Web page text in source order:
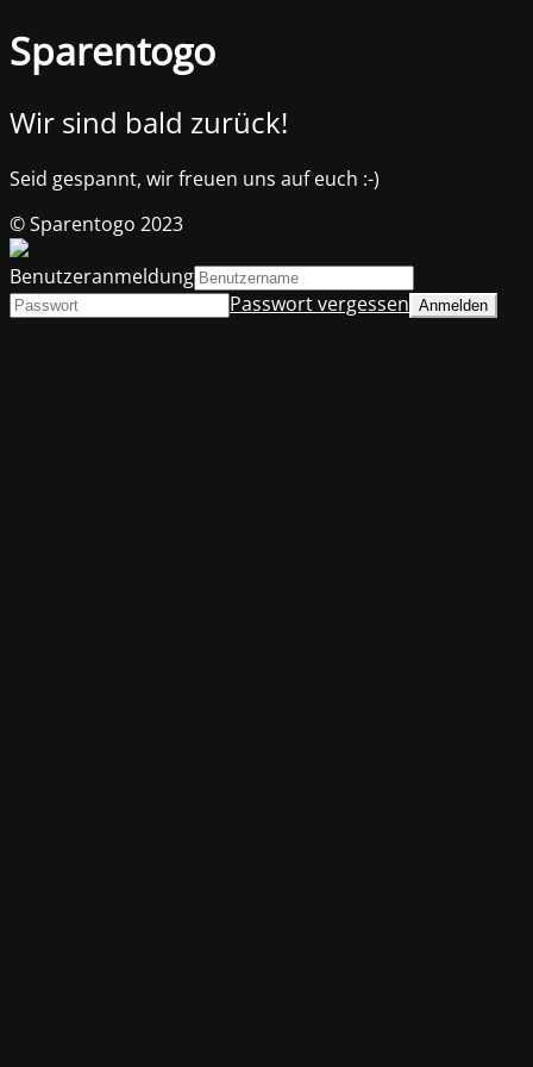
Sparentogo
Wir sind bald zurück!
Seid gespannt, wir freuen uns auf euch :-)
© Sparentogo 2023
Benutzeranmeldung
Passwort vergessen